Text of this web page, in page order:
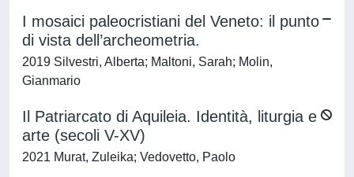
I mosaici paleocristiani del Veneto: il punto
di vista dell’archeometria.
2019 Silvestri, Alberta; Maltoni, Sarah; Molin,
Gianmario
Il Patriarcato di Aquileia. Identità, liturgia e
arte (secoli V-XV)
2021 Murat, Zuleika; Vedovetto, Paolo